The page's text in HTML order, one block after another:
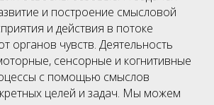
и построение смысловой
и действия в потоке
органов чувств. Деятельность
сенсорные и когнитивные
с помощью смыслов
целей и задач. Мы можем